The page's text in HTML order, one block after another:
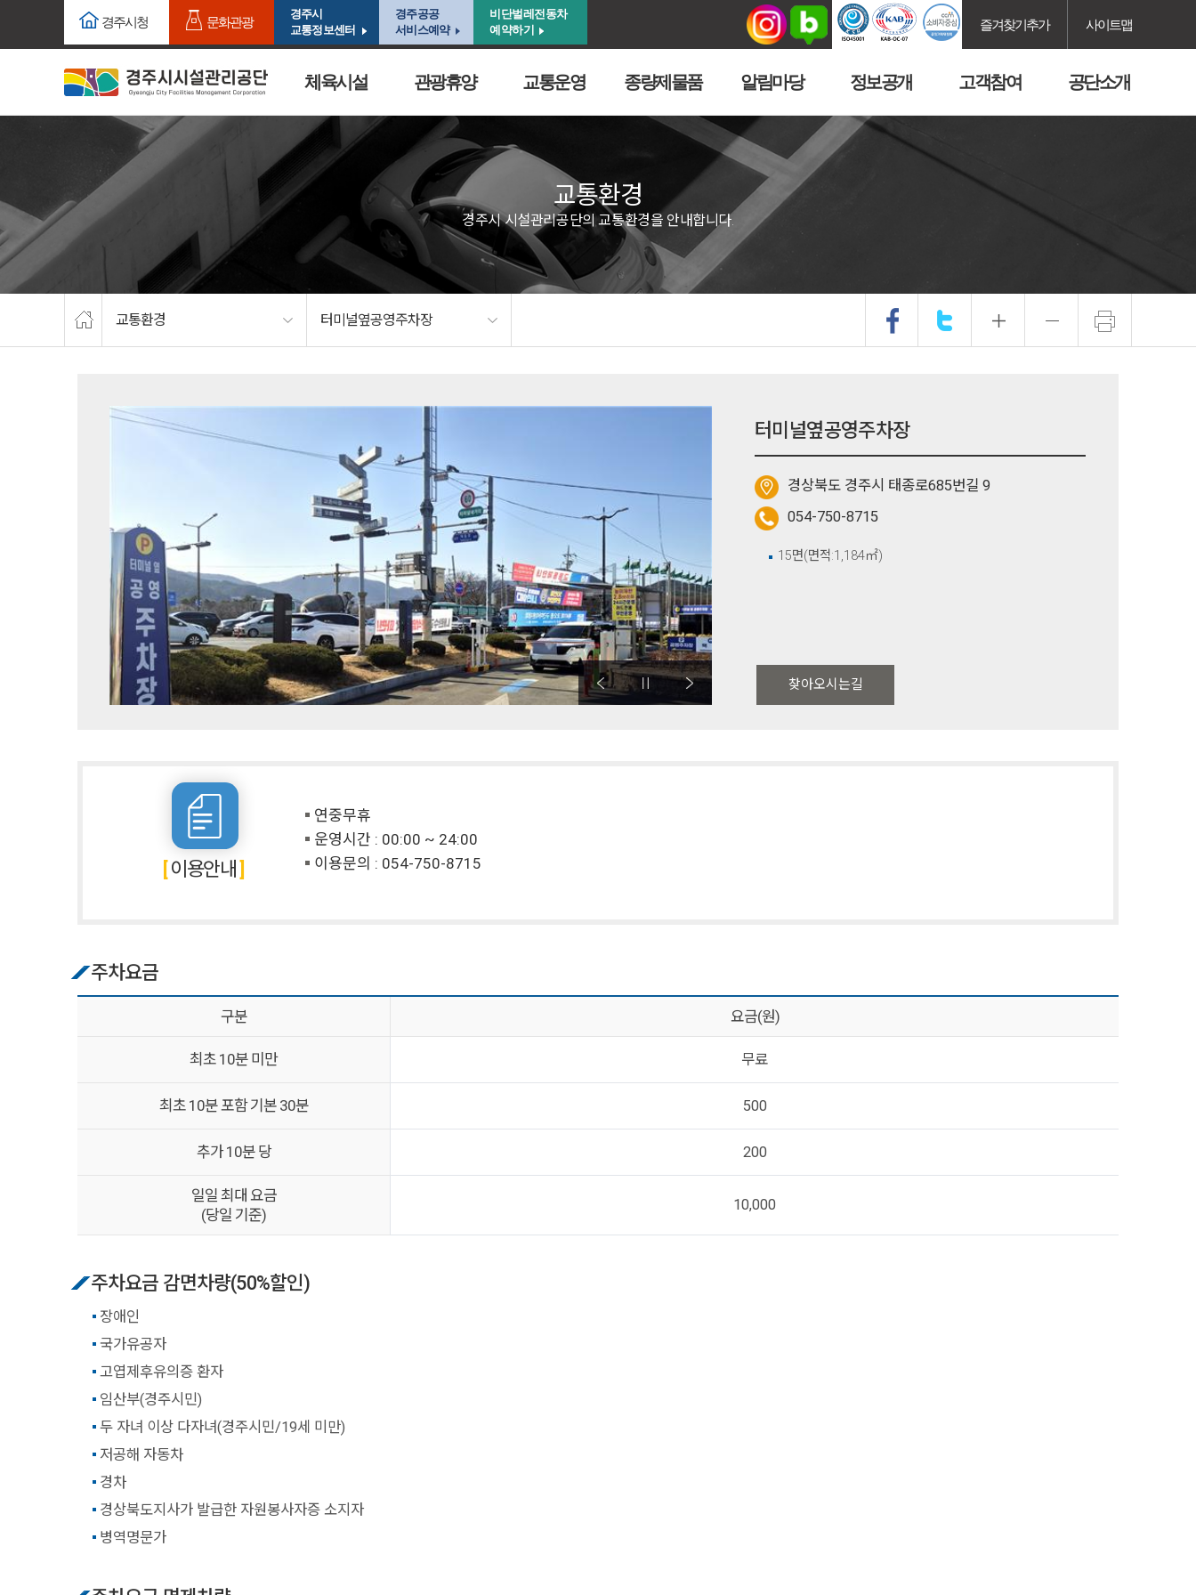
주요메뉴로 건너뛰기
경주시청 문화관광
경주시
교통정보센터
경주공공
서비스예약
비단벌레전동차
예약하기
즐겨찾기추가 사이트맵
체육시설 관광휴양 교통운영 종량제물품 알림마당 정보공개 고객참여 공단소개
교통환경
경주시 시설관리공단의 교통환경을 안내합니다.
교통환경 터미널옆공영주차장
터미널옆공영주차장
경상북도 경주시 태종로685번길 9
054-750-8715
찾아오시는길
15면(면적:1,184㎡)
이용안내
연중무휴
운영시간 : 00:00 ~ 24:00
이용문의 : 054-750-8715
주차요금
구분 요금(원)
최초 10분 미만 무료
최초 10분 포함 기본 30분 500
추가 10분 당 200
일일 최대 요금
(당일 기준)
10,000
주차요금 감면차량(50%할인)
장애인
국가유공자
고엽제후유의증 환자
임산부(경주시민)
두 자녀 이상 다자녀(경주시민/19세 미만)
저공해 자동차
경차
경상북도지사가 발급한 자원봉사자증 소지자
병역명문가